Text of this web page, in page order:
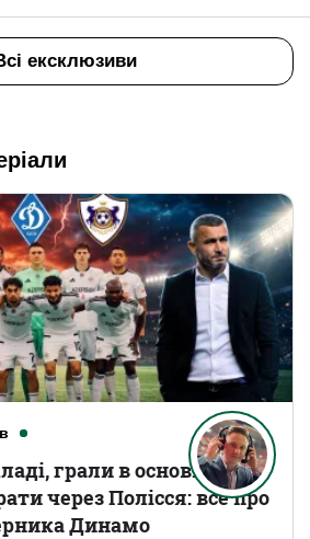
ексклюзиви
грали в основному
через Полісся: все про
Динамо